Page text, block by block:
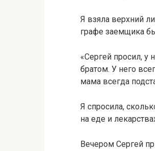
Я взяла верхний
графе заемщика
«Сергей просил, у
братом. У него
мама всегда
Я спросила,
на еде и
Вечером Сергей